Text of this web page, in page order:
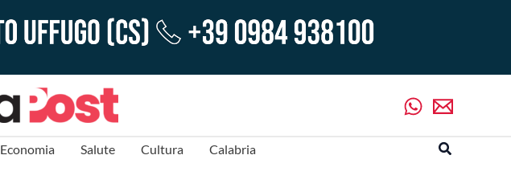
Economia Salute Cultura Calabria Cerca